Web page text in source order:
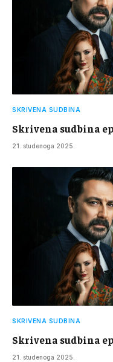
SKRIVENA SUDBINA
Skrivena sudbina
21. studenoga 2025.
SKRIVENA SUDBINA
Skrivena sudbina
21. studenoga 2025.